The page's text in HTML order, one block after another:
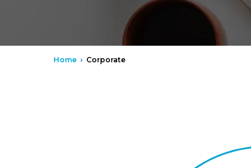
Home › Corporate